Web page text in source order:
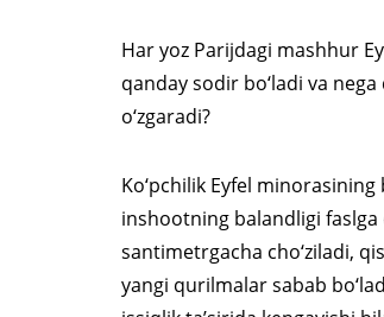
Har yoz Parijdagi mashhur
qanday sodir bo‘ladi va
o‘zgaradi?
Ko‘pchilik Eyfel
inshootning balandligi faslga
santimetrgacha cho‘ziladi,
yangi qurilmalar sabab